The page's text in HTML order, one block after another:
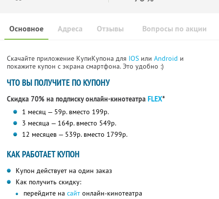
Основное Отзывы Вопросы по акции
Адреса
Скачайте приложение КупиКупона для IOS или Android и
покажите купон с экрана смартфона. Это удобно :)
ЧТО ВЫ ПОЛУЧИТЕ ПО КУПОНУ
Скидка 70% на подписку онлайн-кинотеатра FLEX*
1 месяц — 59р. вместо 199р.
3 месяца — 164р. вместо 549р.
12 месяцев — 539р. вместо 1799р.
КАК РАБОТАЕТ КУПОН
Купон действует на один заказ
Как получить скидку:
перейдите на сайт онлайн-кинотеатра